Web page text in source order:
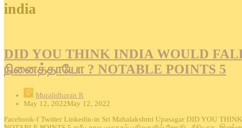
india
DID YOU THINK INDIA WOULD
நினைத்தாயோ ? NOTABLE POINTS 5
Muralidharan R
May 12, 2022May 12, 2022
Facebook-f Twitter Linkedin-in Sri Mahalakshmi Upasagar DID YOU